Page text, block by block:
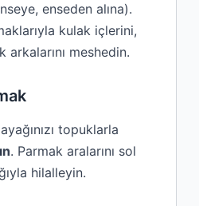
enseden alına).
kulak içlerini,
meshedin.
topuklarla
. Parmak aralarını sol
hilalleyin.